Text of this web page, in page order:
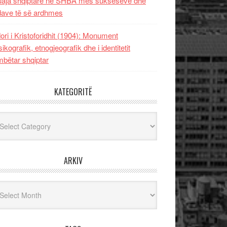
të së ardhmes
i Kristoforidhit (1904): Monument
etnogjeografik dhe i identitetit
shqiptar
KATEGORITË
ARKIV